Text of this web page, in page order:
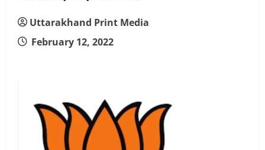
Uttarakhand Print Media
February 12, 2022